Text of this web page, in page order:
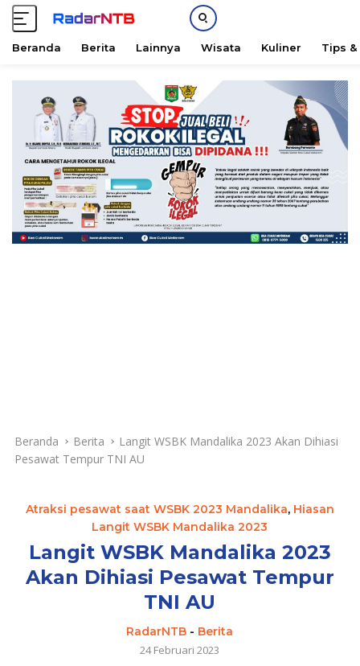
Beranda Berita Lainnya Wisata Kuliner Tips &
Beranda Berita
Langit WSBK Mandalika 2023 Akan Dihiasi
Pesawat Tempur TNI AU
Atraksi pesawat saat WSBK 2023 Mandalika, Hiasan
Langit WSBK Mandalika 2023
Langit WSBK Mandalika 2023
Akan Dihiasi Pesawat Tempur
TNI AU
RadarNTB - Berita
24 Februari 2023